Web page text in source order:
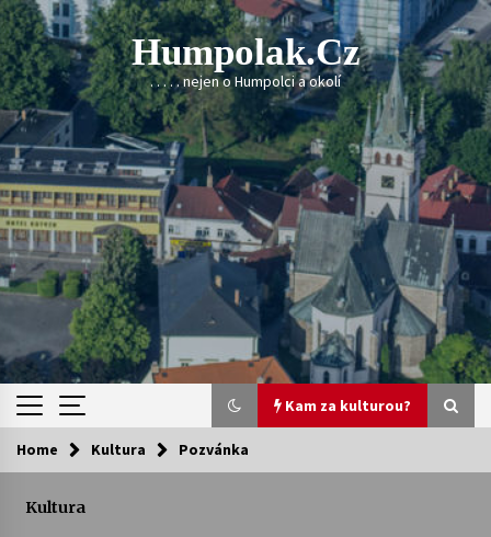
Skip
to
content
Humpolak.cz
. . . . . nejen o Humpolci a okolí
Kam za kulturou?
Kam za kulturou?
Home Kultura Pozvánka
Kultura